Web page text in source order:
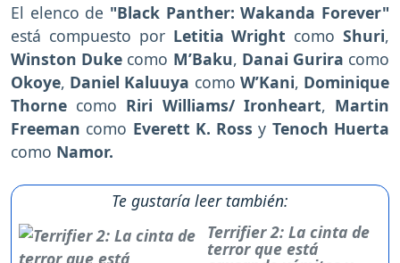
El elenco de "Black Panther: Wakanda Forever"
está compuesto porLetitia Wright comoShuri,
Winston Duke como M’Baku, Danai Gurira como
Okoye, Daniel Kaluuya como W’Kani, Dominique
Thorne como Riri Williams/ Ironheart, Martin
Freeman como Everett K. Ross y Tenoch Huerta
como Namor.
Te gustaría leer también:
Terrifier 2: La cinta de
terror que está